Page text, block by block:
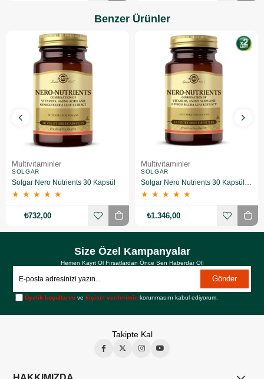
Benzer Ürünler
Multivitaminler
SOLGAR
Solgar Nero Nutrients 30 Kapsül
★ ★ ★ ★ ★
₺732,00
Multivitaminler
SOLGAR
★ ★ ★ ★ ★
₺1.346,00
Size Özel Kampanyalar
Hemen Kayıt Ol Fırsatlardan Önce Sen Haberdar Ol!
Gönder
Üyelik koşullarını vekişisel verilerimin korunmasını kabul ediyorum.
Takipte Kal